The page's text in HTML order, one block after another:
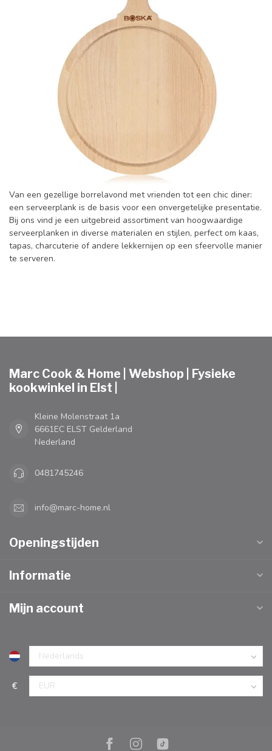
Van een gezellige borrelavond met vrienden tot een chic diner:
een serveerplank is de basis voor een onvergetelijke presentatie.
Bij ons vind je een uitgebreid assortiment van hoogwaardige
serveerplanken in diverse materialen en stijlen, perfect om kaas,
tapas, charcuterie of andere lekkernijen op een sfeervolle manier
te serveren.
Marc Cook & Home | Webshop | Fysieke
kookwinkel in Elst |
Kleine Molenstraat 1a
6661EC ELST Gelderland
Nederland
0481745246
info@marc-home.nl
Openingstijden
Informatie
Mijn account
€